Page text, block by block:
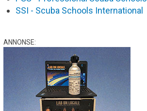
SSI - Scuba Schools International
ANNONSE: